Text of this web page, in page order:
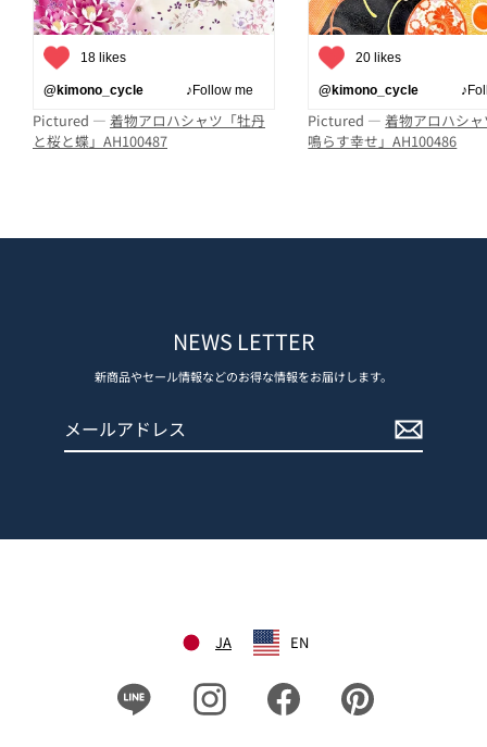
18 likes
@kimono_cycle ♪Follow me
Pictured — 着物アロハシャツ「牡丹
と桜と蝶」AH100487
20 likes
@kimono_cycle
Pictured —着物アロハシ
鳴らす幸せ」AH100486
NEWS LETTER
新商品やセール情報などのお得な情報をお届けします。
JA EN
Instagram Facebook